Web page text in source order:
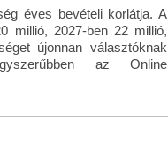
éves bevételi korlátja. A
millió, 2027-ben 22 millió,
újonnan választóknak
az Online